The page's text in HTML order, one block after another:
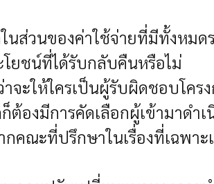
ส่วนของค่าใช้จ่ายที่มีทั้งหมดร
โยชน์ที่ได้รับกลับคืนหรือไม่
ะให้ใครเป็นผู้รับผิดชอบโคร
งมีการคัดเลือกผู้เข้ามาดำเ
ณะที่ปรึกษาในเรื่องที่เฉพาะ